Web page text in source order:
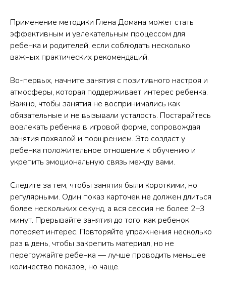
Применение методики Глена Домана может стать
эффективным и увлекательным процессом для
ребенка и родителей, если соблюдать несколько
важных практических рекомендаций.
Во-первых, начните занятия с позитивного настроя и
атмосферы, которая поддерживает интерес ребенка.
Важно, чтобы занятия не воспринимались как
обязательные и не вызывали усталость. Постарайтесь
вовлекать ребенка в игровой форме, сопровождая
занятия похвалой и поощрением. Это создаст у
ребенка положительное отношение к обучению и
укрепить эмоциональную связь между вами.
Следите за тем, чтобы занятия были короткими, но
регулярными. Один показ карточек не должен длиться
более нескольких секунд, а вся сессия не более 2–3
минут. Прерывайте занятия до того, как ребенок
потеряет интерес. Повторяйте упражнения несколько
раз в день, чтобы закрепить материал, но не
перегружайте ребенка — лучше проводить меньшее
количество показов, но чаще.